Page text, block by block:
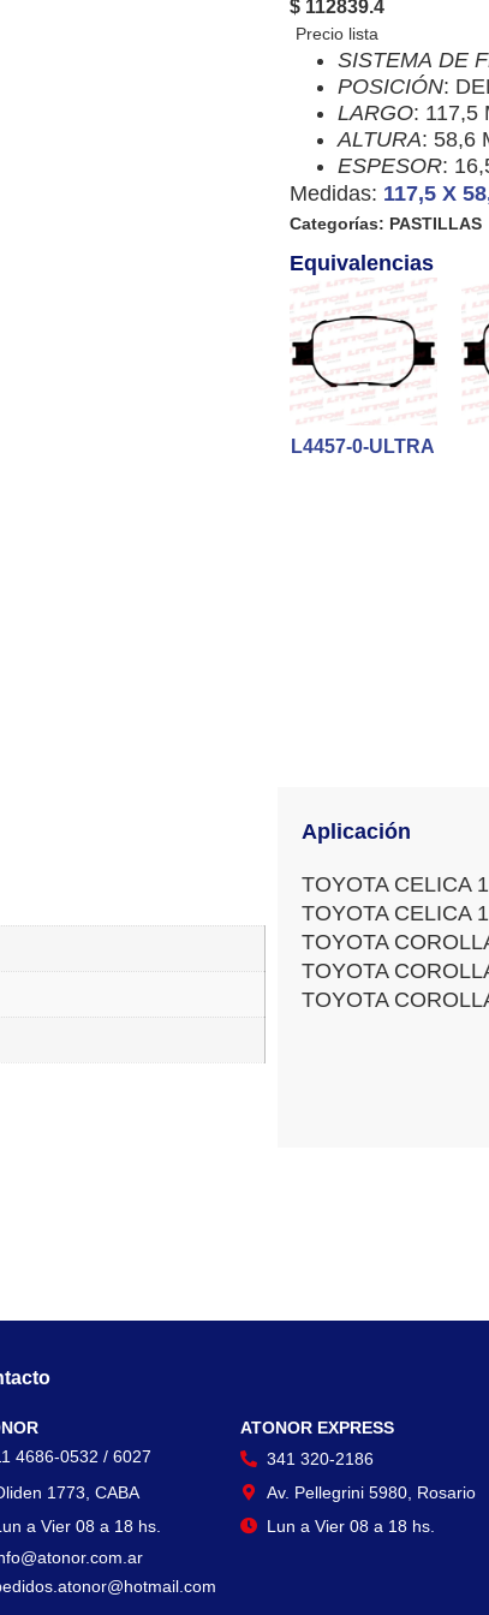
$ 112839.4
SISTEMA DE
POSICIÓN:
LARGO: 117,5
ALTURA: 58,6
ESPESOR:
Medidas: 117,5 X
Categorías: PASTILLAS
Equivalencias
L4457-0-ULTRA
Aplicación
TOYOTA CELICA
TOYOTA CELICA
TOYOTA
TOYOTA
TOYOTA
4686-0532 / 6027
1773, CABA
a Vier 08 a 18 hs.
ATONOR EXPRESS
341 320-2186
Av. Pellegrini 5980, Rosario
Lun a Vier 08 a 18 hs.